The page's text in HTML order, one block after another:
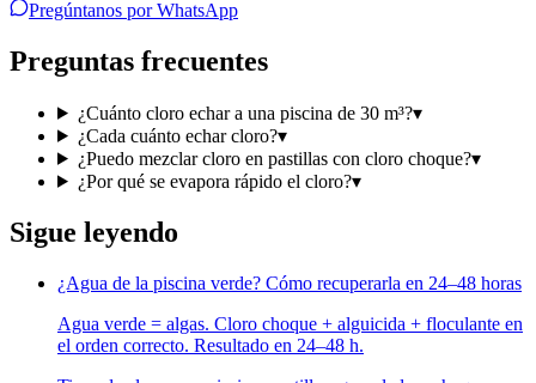
Pregúntanos por WhatsApp
Preguntas frecuentes
¿Cuánto cloro echar a una piscina de 30 m³?▾
¿Cada cuánto echar cloro?▾
¿Puedo mezclar cloro en pastillas con cloro choque?▾
¿Por qué se evapora rápido el cloro?▾
Sigue leyendo
¿Agua de la piscina verde? Cómo recuperarla en 24–48 horas
Agua verde = algas. Cloro choque + alguicida + floculante en
el orden correcto. Resultado en 24–48 h.